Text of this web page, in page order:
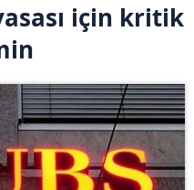
için kritik